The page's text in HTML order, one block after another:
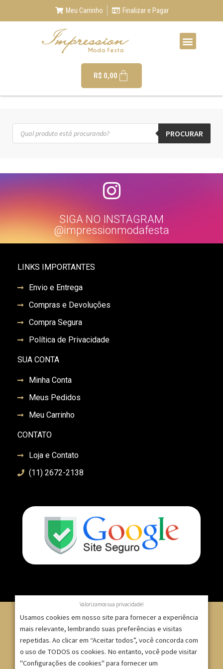
Meu Carrinho Finalizar e Pagar
R$ 0,00
PROCURAR
SIGA NO INSTAGRAM
@impressionmodafesta
LINKS IMPORTANTES
Envio e Entrega
Compras e Devoluções
Compra Segura
Política de Privacidade
SUA CONTA
Minha Conta
Meus Pedidos
Meu Carrinho
CONTATO
Loja e Contato
(11) 2672-2138
© 2007 – 2025 – ImpressionModaFesta | Rua Serra de
Japi, 1332 – Tatuapé – São Paulo/SP – CNPJ:
Valorizamos sua privacidade!
Usamos cookies em nosso site para fornecer a experiência
mais relevante, lembrando suas preferências e visitas
repetidas. Ao clicar em “Aceitar todos”, você concorda com
o uso de TODOS os cookies. No entanto, você pode visitar
"Configurações de cookies" para fornecer um